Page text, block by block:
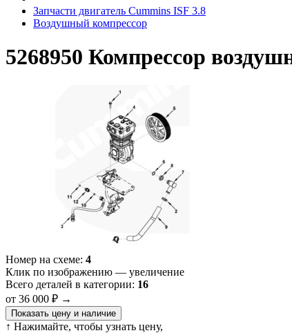
Запчасти двигатель Cummins ISF 3.8
Воздушный компрессор
5268950 Компрессор
Номер на схеме: 4
Клик по изображению — увеличение
Всего деталей в категории: 16
от 36 000 ₽ →
Показать цену и наличие
↑ Нажимайте, чтобы узнать цену,